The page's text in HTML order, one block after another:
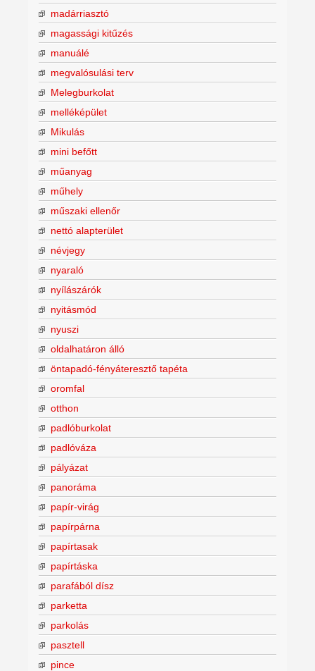
madárriasztó
magassági kitűzés
manuálé
megvalósulási terv
Melegburkolat
melléképület
Mikulás
mini befőtt
műanyag
műhely
műszaki ellenőr
nettó alapterület
névjegy
nyaraló
nyílászárók
nyitásmód
nyuszi
oldalhatáron álló
öntapadó-fényáteresztő tapéta
oromfal
otthon
padlóburkolat
padlóváza
pályázat
panoráma
papír-virág
papírpárna
papírtasak
papírtáska
parafából dísz
parketta
parkolás
pasztell
pince